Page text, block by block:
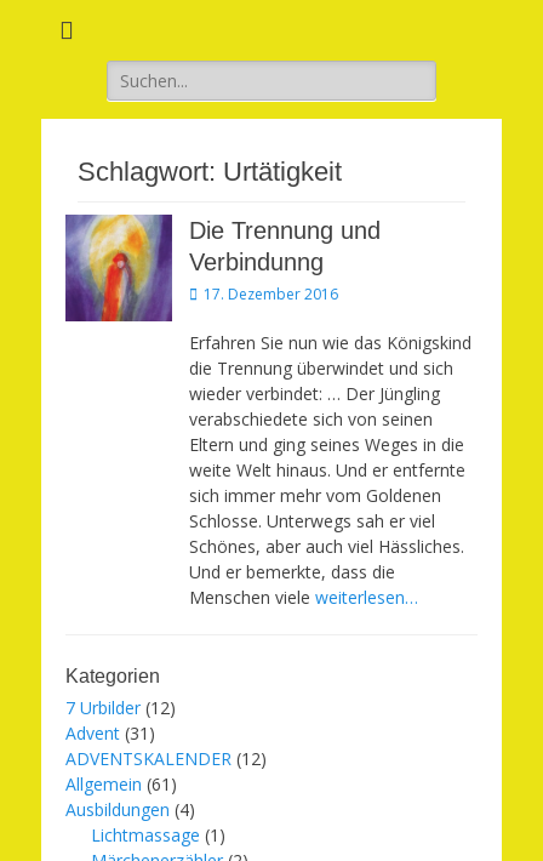
Suchen
nach:
Schlagwort: Urtätigkeit
Die Trennung und
Verbindunng
Veröffentlicht
17. Dezember 2016
Erfahren Sie nun wie das Königskind
die Trennung überwindet und sich
wieder verbindet: … Der Jüngling
verabschiedete sich von seinen
Eltern und ging seines Weges in die
weite Welt hinaus. Und er entfernte
sich immer mehr vom Goldenen
Schlosse. Unterwegs sah er viel
Schönes, aber auch viel Hässliches.
Und er bemerkte, dass die
Menschen viele weiterlesen…
Kategorien
7 Urbilder (12)
Advent (31)
ADVENTSKALENDER (12)
Allgemein (61)
Ausbildungen (4)
Lichtmassage (1)